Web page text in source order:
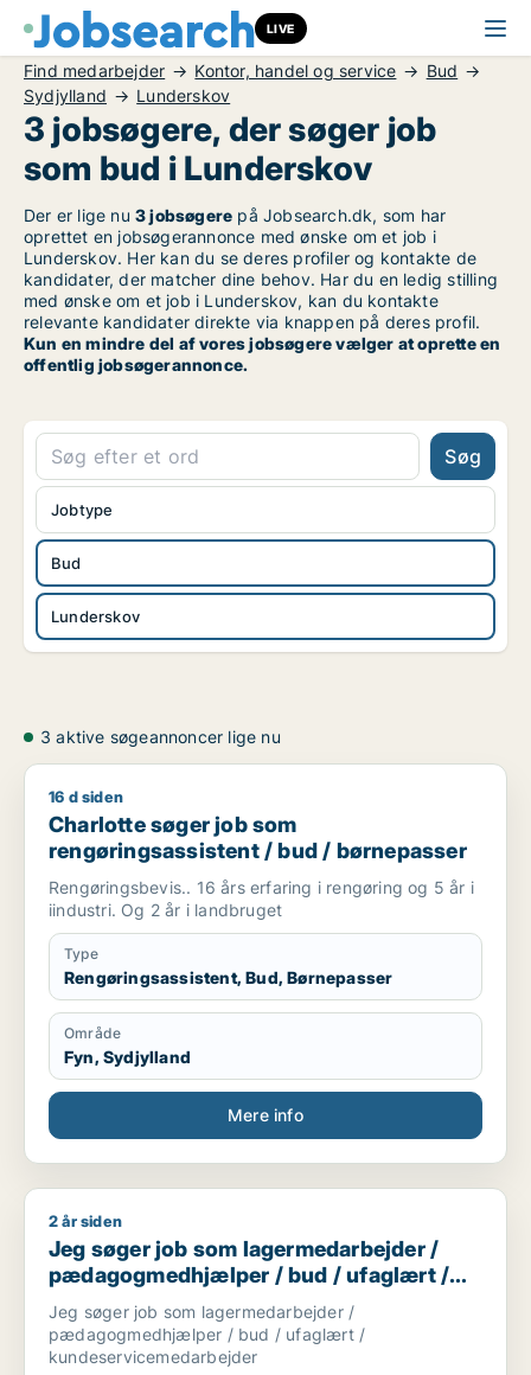
LIVE
Find medarbejder Kontor, handel og service
Bud
Sydjylland
Lunderskov
3 jobsøgere, der søger job
som bud i Lunderskov
Der er lige nu 3 jobsøgere på Jobsearch.dk, som har
oprettet en jobsøgerannonce med ønske om et job i
Lunderskov. Her kan du se deres profiler og kontakte de
kandidater, der matcher dine behov. Har du en ledig stilling
med ønske om et job i Lunderskov, kan du kontakte
relevante kandidater direkte via knappen på deres profil.
Kun en mindre del af vores jobsøgere vælger at oprette en
offentlig jobsøgerannonce.
Søg
Bud
Lunderskov
Jobtype
3 aktive søgeannoncer lige nu
Charlotte søger job som rengøringsassistent / bud /
16 d siden
Charlotte søger job som
rengøringsassistent / bud / børnepasser
Rengøringsbevis.. 16 års erfaring i rengøring og 5 år i
iindustri. Og 2 år i landbruget
Type
Rengøringsassistent, Bud, Børnepasser
Område
Fyn, Sydjylland
Mere info
Jeg søger job som lagermedarbejder /
2 år siden
Jeg søger job som lagermedarbejder /
pædagogmedhjælper / bud / ufaglært /
kundeservicemedarbejder
Jeg søger job som lagermedarbejder /
pædagogmedhjælper / bud / ufaglært /
kundeservicemedarbejder